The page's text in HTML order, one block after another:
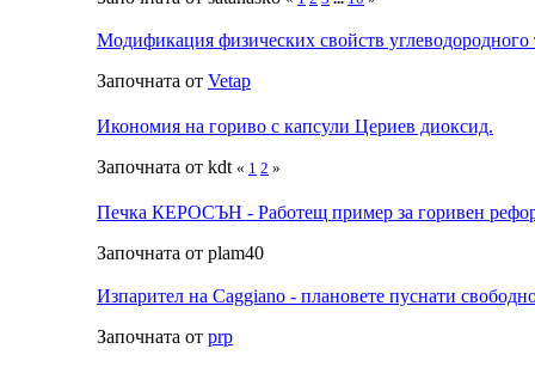
Модификация физических свойств углеводородного
Започната от Vetap
Икономия на гориво с капсули Цериев диоксид.
Започната от kdt « 1 2 »
Печка КЕРОСЪН - Работещ пример за горивен
Започната от plam40
Изпарител на Caggiano - плановете пуснати
Започната от prp